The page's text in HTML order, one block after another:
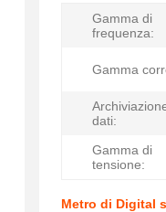
Gamma di
frequenza:
Gamma
dati:
Gamma di
tensione:
Metro di Digital